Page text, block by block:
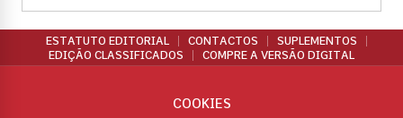
ESTATUTO EDITORIAL CONTACTOS
SUPLEMENTOS
EDIÇÃO CLASSIFICADOS
COMPRE A VERSÃO DIGITAL
COOKIES